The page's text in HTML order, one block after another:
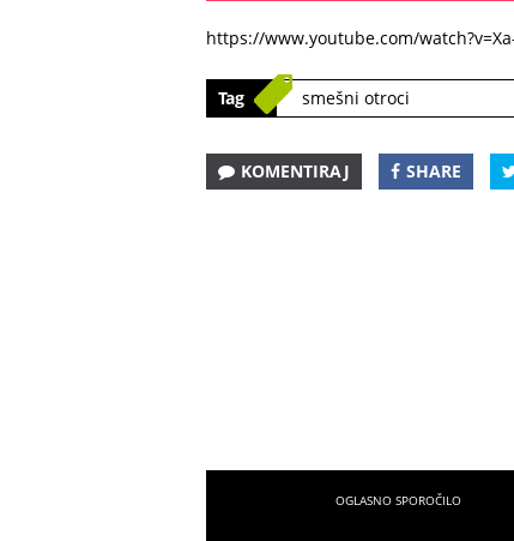
https://www.youtube.com/
Tag smešni otroci
KOMENTIRAJ SHARE